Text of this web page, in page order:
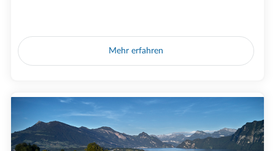
Mehr erfahren